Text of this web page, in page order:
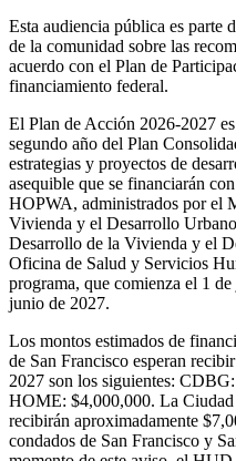
Esta audiencia pública es parte
de la comunidad sobre las
acuerdo con el Plan de
financiamiento federal.
El Plan de Acción 2026-2027
segundo año del Plan
estrategias y proyectos de
asequible que se financiarán
HOPWA, administrados por el
Vivienda y el Desarrollo
Desarrollo de la Vivienda y el
Oficina de Salud y Servicios
programa, que comienza el 1
junio de 2027.
Los montos estimados de
de San Francisco esperan
2027 son los siguientes:
HOME: $4,000,000. La
recibirán aproximadamente
condados de San Francisco y